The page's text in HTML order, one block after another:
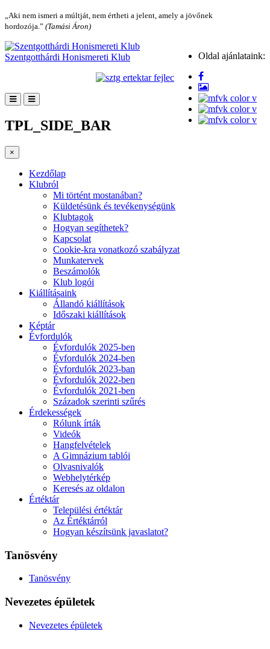
„Aki nem ismeri a múltját, nem értheti a jelent, amely a jövőnek
hordozója.” (Tamási Áron)
Oldal ajánlataink:
Szentgotthárdi Honismereti Klub
TPL_SIDE_BAR
×
Kezdőlap
Klubról
Mi történt mostanában?
Küldetésünk és tevékenységünk
Klubtagok
Hogyan segíthetek?
Kapcsolat
Cookie-kra vonatkozó szabályzat
Munkatervek
Beszámolók
Klub logói
Kiállításaink
Állandó kiállítások
Időszaki kiállítások
Képtár
Évfordulók
Évfordulók 2025-ben
Évfordulók 2024-ben
Évfordulók 2023-ban
Évfordulók 2022-ben
Évfordulók 2021-ben
Századok szerinti szűrés
Érdekességek
Rólunk írták
Videók
Hangfelvételek
A Gimnázium tablói
Olvasnivalók
Webhelytérkép
Keresés az oldalon
Értéktár
Települési értéktár
Az Értéktárról
Hogyan készítsünk javaslatot?
Tanösvény
Tanösvény
Nevezetes épületek
Nevezetes épületek